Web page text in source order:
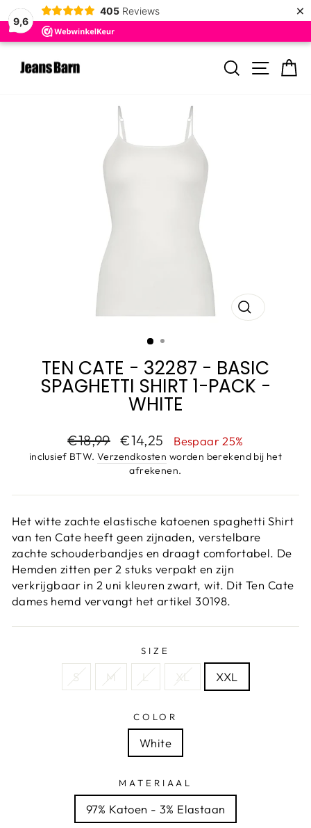
9,6
405 Reviews ×
Door
naar
ZOEKEN
MENU
SLUIT
TEN CATE - 32287 - BASIC
SPAGHETTI SHIRT 1-PACK -
WHITE
Adviesprijs
€18,99 Aanbiedingsprijs
€14,25 Bespaar 25%
inclusief BTW. Verzendkosten worden berekend bij het
afrekenen.
Het witte zachte elastische katoenen spaghetti Shirt
van ten Cate heeft geen zijnaden, verstelbare
zachte schouderbandjes en draagt comfortabel. De
Hemden zitten per 2 stuks verpakt en zijn
verkrijgbaar in 2 uni kleuren zwart, wit. DitTen Cate
dames hemd vervangt het artikel 30198.
SIZE
S M L XL XXL
COLOR
White
MATERIAAL
97% Katoen - 3% Elastaan